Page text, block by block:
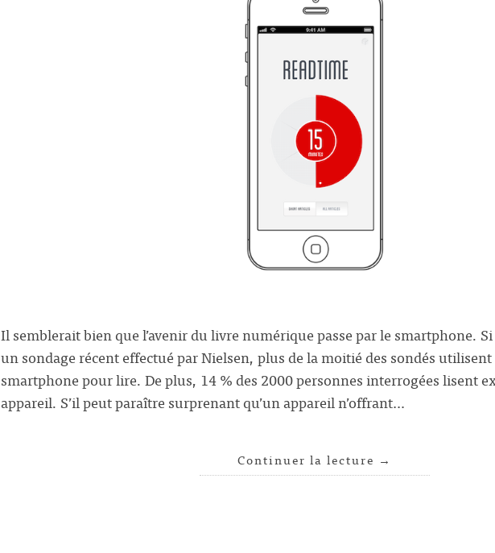
Il semblerait bien que l’avenir du livre numérique passe par le smartphone.
un sondage récent effectué par Nielsen, plus de la moitié des sondés
smartphone pour lire. De plus, 14 % des 2000 personnes interrogées lisent
appareil. S’il peut paraître surprenant qu’un appareil n’offrant…
Continuer la lecture →